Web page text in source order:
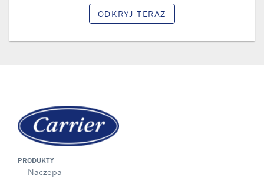
ODKRYJ TERAZ
PRODUKTY
Naczepa